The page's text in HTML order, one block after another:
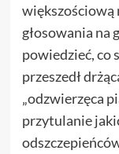
większościową
głosowania na
powiedzieć, co
przeszedł
„odzwierzęca
przytulanie